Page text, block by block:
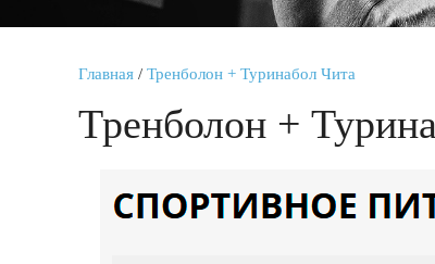
Главная / Тренболон + Туринабол Чита
Тренболон +